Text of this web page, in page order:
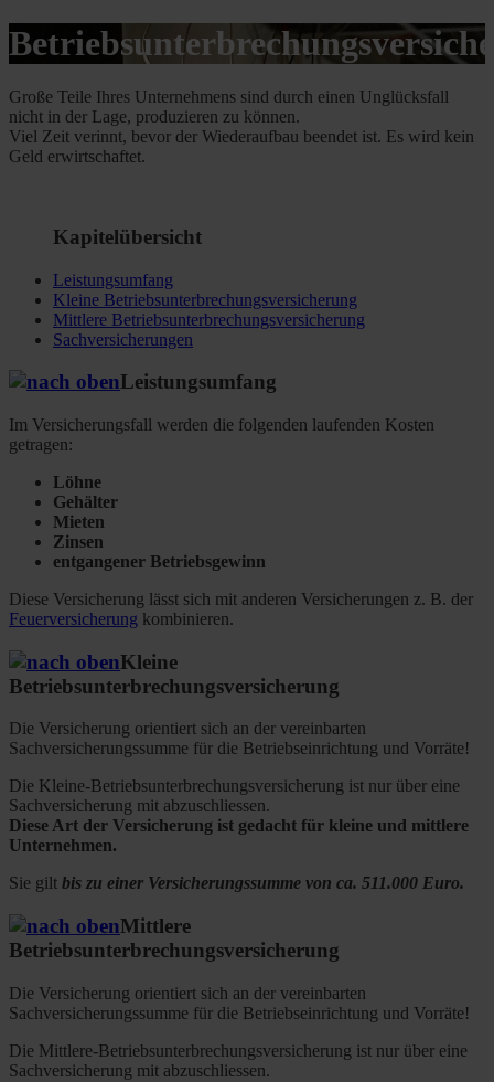
Große Teile Ihres Unternehmens sind durch einen Unglücksfall
nicht in der Lage, produzieren zu können.
Viel Zeit verinnt, bevor der Wiederaufbau beendet ist. Es wird kein
Geld erwirtschaftet.
Kapitelübersicht
Leistungsumfang
Kleine Betriebsunterbrechungsversicherung
Mittlere Betriebsunterbrechungsversicherung
Sachversicherungen
Leistungsumfang
Im Versicherungsfall werden die folgenden laufenden Kosten
getragen:
Löhne
Gehälter
Mieten
Zinsen
entgangener Betriebsgewinn
Diese Versicherung lässt sich mit anderen Versicherungen z. B. der
Feuerversicherung kombinieren.
Kleine
Betriebsunterbrechungsversicherung
Die Versicherung orientiert sich an der vereinbarten
Sachversicherungssumme für die Betriebseinrichtung und Vorräte!
Die Kleine-Betriebsunterbrechungsversicherung ist nur über eine
Sachversicherung mit abzuschliessen.
Diese Art der Versicherung ist gedacht für kleine und mittlere
Unternehmen.
Sie gilt bis zu einer Versicherungssumme von ca. 511.000 Euro.
Mittlere
Betriebsunterbrechungsversicherung
Die Versicherung orientiert sich an der vereinbarten
Sachversicherungssumme für die Betriebseinrichtung und Vorräte!
Die Mittlere-Betriebsunterbrechungsversicherung ist nur über eine
Sachversicherung mit abzuschliessen.